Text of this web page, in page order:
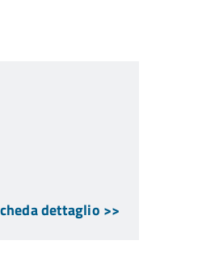
dettaglio >>